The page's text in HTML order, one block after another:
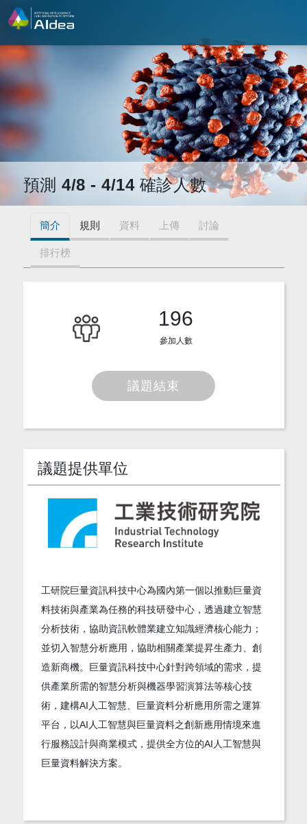
預測 4/8 - 4/14 確診人數
簡介 規則 資料 上傳 討論
排行榜
196
參加人數
議題結束
議題提供單位
工研院巨量資訊科技中心為國內第一個以推動巨量資
料技術與產業為任務的科技研發中心，透過建立智慧
分析技術，協助資訊軟體業建立知識經濟核心能力；
並切入智慧分析應用，協助相關產業提昇生產力、創
造新商機。巨量資訊科技中心針對跨領域的需求，提
供產業所需的智慧分析與機器學習演算法等核心技
術，建構AI人工智慧、巨量資料分析應用所需之運算
平台，以AI人工智慧與巨量資料之創新應用情境來進
行服務設計與商業模式，提供全方位的AI人工智慧與
巨量資料解決方案。